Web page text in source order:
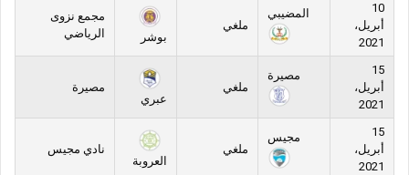
10
أبريل،
2021
المضيبي
ملغي
بوشر
مجمع نزوى
الرياضي
15
أبريل،
2021
مصيرة
ملغي
عبري
مصيرة
15
أبريل،
2021
مجيس
ملغي
العروبة
نادي مجيس